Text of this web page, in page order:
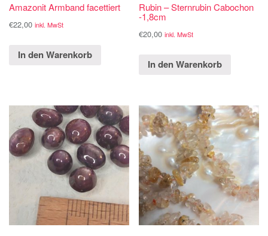
Amazonit Armband facettiert
€22,00 inkl. MwSt
In den Warenkorb
Rubin – Sternrubin Cabochon
-1,8cm
€20,00 inkl. MwSt
In den Warenkorb